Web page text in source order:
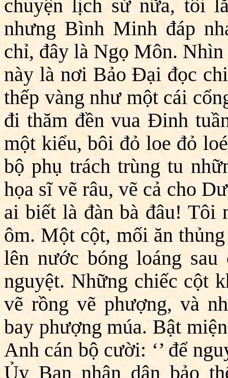
chuyện lịch sử nữa, tôi
nhưng Bình Minh đáp
chỉ, đây là Ngọ Môn.
này là nơi Bảo Đại đọc
thếp vàng như một cái
đi thăm đền vua Đinh
một kiểu, bôi đỏ loe đỏ
bộ phụ trách trùng tu
họa sĩ vẽ râu, vẽ cả cho
ai biết là đàn bà đâu!
ôm. Một cột, mối ăn
lên nước bóng loáng
nguyệt. Những chiếc cột
vẽ rồng vẽ phượng, và
bay phượng múa. Bật
Anh cán bộ cười: ‘’ để
Ủy Ban nhân dân bảo